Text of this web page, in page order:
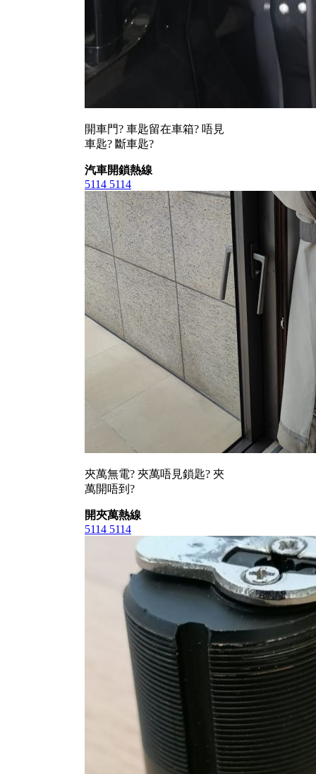
開車門? 車匙留在車箱? 唔見
車匙? 斷車匙?
汽車開鎖熱線
5114 5114
夾萬無電? 夾萬唔見鎖匙? 夾
萬開唔到?
開夾萬熱線
5114 5114